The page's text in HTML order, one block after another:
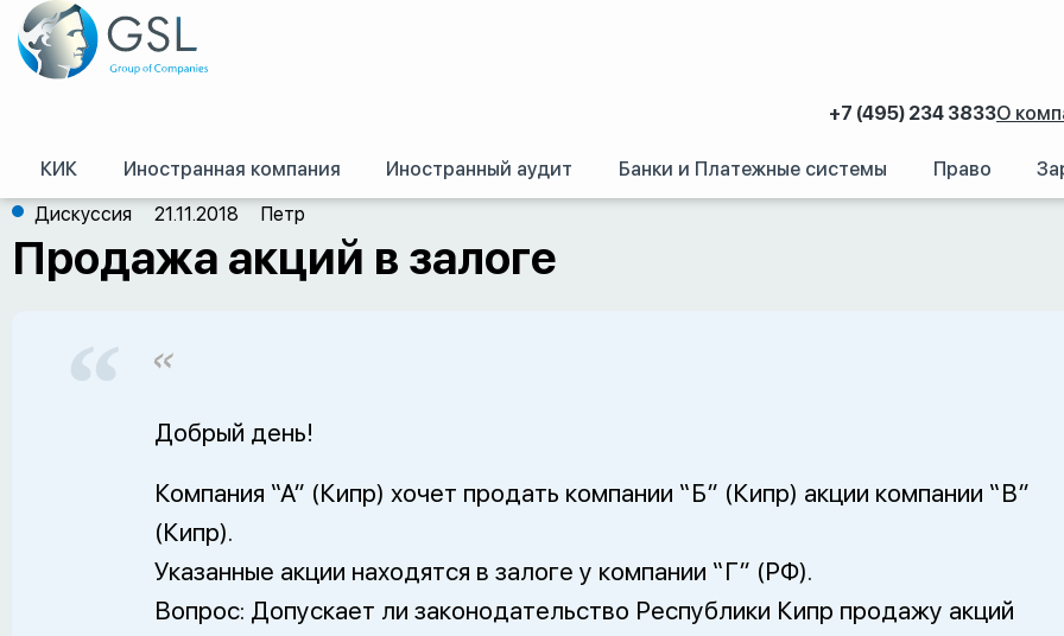
+7 (495) 234 3833О
КИК Иностранная компания Иностранный аудит Банки и Платежные системы Право
GSL/Оффшор – форум /Кипр/Продажа акций в залоге
Дискуссия 21.11.2018 Петр
Продажа акций в залоге
Добрый день!
Компания “А” (Кипр) хочет продать компании “Б” (Кипр) акции компании “В”
(Кипр).
Указанные акции находятся в залоге у компании “Г” (РФ).
Вопрос: Допускает ли законодательство Республики Кипр продажу акций